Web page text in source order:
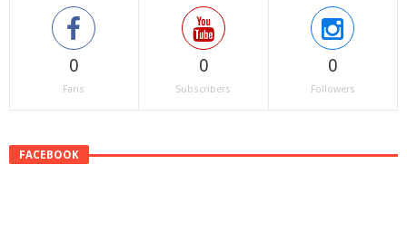
0
Fans
0
Subscribers
0
Followers
FACEBOOK